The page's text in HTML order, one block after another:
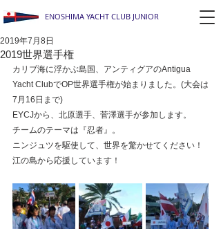
ENOSHIMA YACHT CLUB JUNIOR
2019世界選手権
2019年7月8日
カリブ海に浮かぶ島国、アンティグアのAntigua
Yacht ClubでOP世界選手権が始まりました。(大会は
7月16日まで)
EYCJから、北原選手、菅澤選手が参加します。
チームのテーマは『忍者』。
ニンジュツを駆使して、世界を驚かせてください！
江の島から応援しています！